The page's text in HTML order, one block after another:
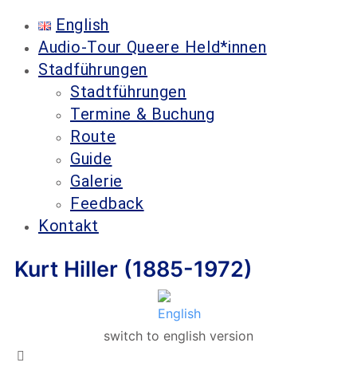
English
Audio-Tour Queere Held*innen
Stadführungen
Stadtführungen
Termine & Buchung
Route
Guide
Galerie
Feedback
Kontakt
switch to english version
Kurt Hiller (1885-1972)